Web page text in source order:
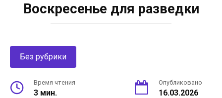
Воскресенье для разведки
Без рубрики
Время чтения
3 мин.
Опубликовано
16.03.2026